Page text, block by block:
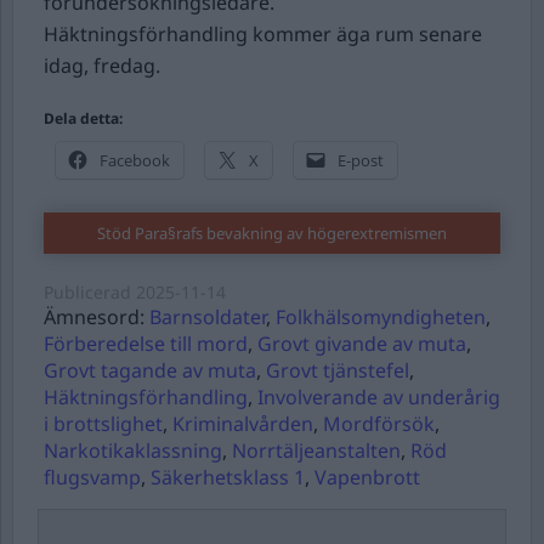
Häktningsförhandling kommer äga rum senare
idag, fredag.
Dela detta:
Facebook X E-post
Stöd Para§rafs bevakning av högerextremismen
Ämnesord: Barnsoldater, Folkhälsomyndigheten,
Förberedelse till mord, Grovt givande av muta,
Grovt tagande av muta, Grovt tjänstefel,
Häktningsförhandling, Involverande av underårig
i brottslighet, Kriminalvården, Mordförsök,
Narkotikaklassning, Norrtäljeanstalten, Röd
flugsvamp, Säkerhetsklass 1, Vapenbrott